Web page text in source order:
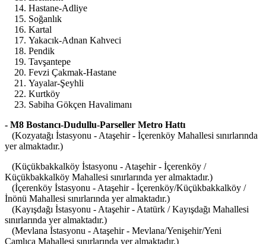
Hastane-Adliye
Soğanlık
Kartal
Yakacık-Adnan Kahveci
Pendik
Tavşantepe
Fevzi Çakmak-Hastane
Yayalar-Şeyhli
Kurtköy
Sabiha Gökçen Havalimanı
- M8 Bostancı-Dudullu-Parseller Metro Hattı
(Kozyatağı İstasyonu - Ataşehir - İçerenköy Mahallesi sınırlarında
yer almaktadır.)
(Küçükbakkalköy İstasyonu - Ataşehir - İçerenköy /
Küçükbakkalköy Mahallesi sınırlarında yer almaktadır.)
(İçerenköy İstasyonu - Ataşehir - İçerenköy/Küçükbakkalköy /
İnönü Mahallesi sınırlarında yer almaktadır.)
(Kayışdağı İstasyonu - Ataşehir - Atatürk / Kayışdağı Mahallesi
sınırlarında yer almaktadır.)
(Mevlana İstasyonu - Ataşehir - Mevlana/Yenişehir/Yeni
Çamlıca Mahallesi sınırlarında yer almaktadır.)